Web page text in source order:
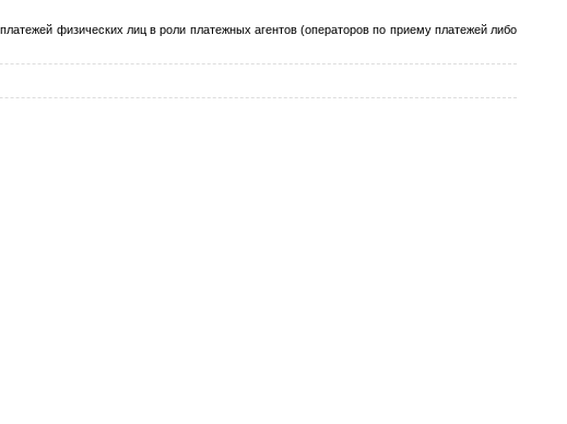
физических лиц в роли платежных агентов (операторов по приему платежей либо